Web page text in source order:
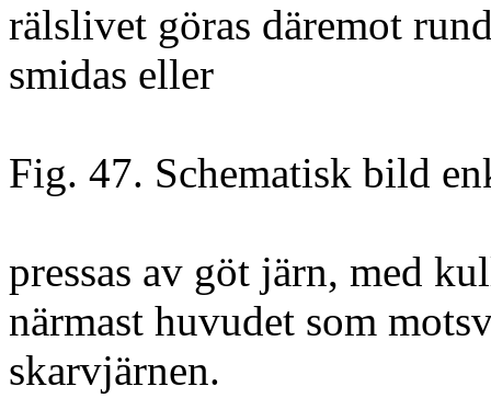
rälslivet göras däremot
smidas eller
Fig. 47. Schematisk bild
pressas av göt järn, med
närmast huvudet som
skarvjärnen.